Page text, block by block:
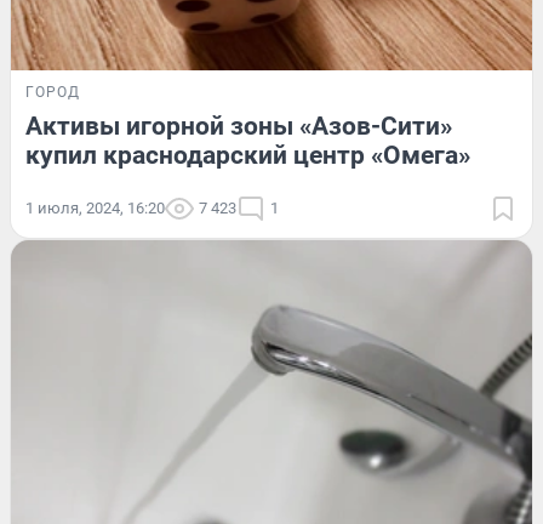
ГОРОД
Активы игорной зоны «Азов-Сити»
купил краснодарский центр «Омега»
1 июля, 2024, 16:20 7 423 1